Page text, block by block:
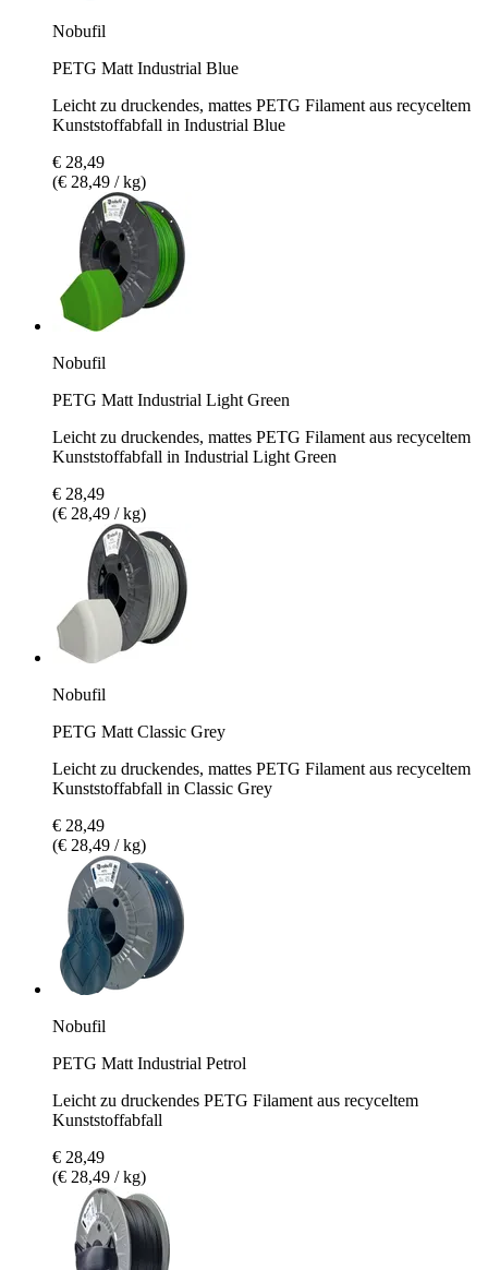
Nobufil
PETG Matt Industrial Blue
Leicht zu druckendes, mattes PETG Filament aus recyceltem
Kunststoffabfall in Industrial Blue
€ 28,49
(€ 28,49 / kg)
Nobufil
PETG Matt Industrial Light Green
Leicht zu druckendes, mattes PETG Filament aus recyceltem
Kunststoffabfall in Industrial Light Green
€ 28,49
(€ 28,49 / kg)
Nobufil
PETG Matt Classic Grey
Leicht zu druckendes, mattes PETG Filament aus recyceltem
Kunststoffabfall in Classic Grey
€ 28,49
(€ 28,49 / kg)
Nobufil
PETG Matt Industrial Petrol
Leicht zu druckendes PETG Filament aus recyceltem
Kunststoffabfall
€ 28,49
(€ 28,49 / kg)